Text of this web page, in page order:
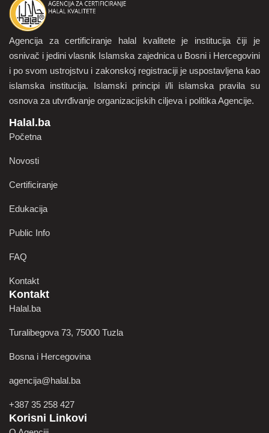
Agencija za certificiranje halal kvalitete je institucija čiji je
osnivač i jedini vlasnik Islamska zajednica u Bosni i Hercegovini
i po svom ustrojstvu i zakonskoj registraciji je uspostavljena kao
islamska institucija. Islamski principi i/li islamska pravila su
osnova za utvrđivanje organizacijskih ciljeva i politika Agencije.
Halal.ba
Početna
Novosti
Certificiranje
Edukacija
Public Info
FAQ
Kontakt
Kontakt
Halal.ba
Turalibegova 73, 75000 Tuzla
Bosna i Hercegovina
agencija@halal.ba
+387 35 258 427
Korisni Linkovi